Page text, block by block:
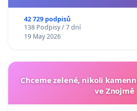
42 729 podpisů
138 Podpisy / 7 dní
19 May 2026
Chceme zelené, nikoli
ve Znojmě